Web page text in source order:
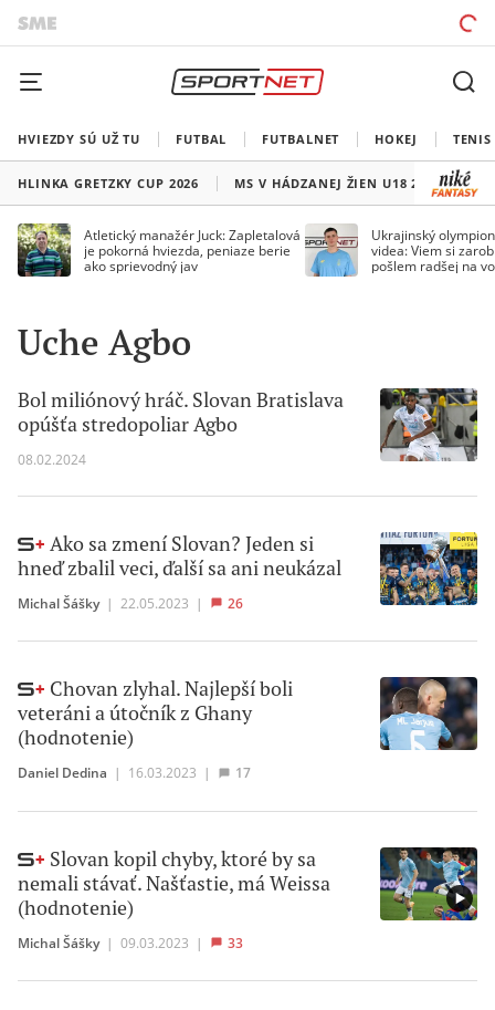
HVIEZDY SÚ UŽ TU FUTBAL FUTBALNET HOKEJ TENIS
HLINKA GRETZKY CUP 2026 MS V HÁDZANEJ ŽIEN U18 2026
Atletický manažér Juck: Zapletalová
je pokorná hviezda, peniaze berie
ako sprievodný jav
Ukrajinský
videa: Viem si
pošlem radšej na
Uche Agbo
Bol miliónový hráč. Slovan Bratislava
opúšťa stredopoliar Agbo
08.02.2024
Ako sa zmení Slovan? Jeden si
hneď zbalil veci, ďalší sa ani neukázal
Michal Šášky | 22.05.2023 | 26
Chovan zlyhal. Najlepší boli
veteráni a útočník z Ghany
(hodnotenie)
Daniel Dedina | 16.03.2023 | 17
Slovan kopil chyby, ktoré by sa
nemali stávať. Našťastie, má Weissa
(hodnotenie)
Michal Šášky | 09.03.2023 | 33